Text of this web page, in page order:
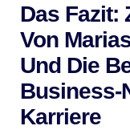
Das Fazit:
Von
Und Die
Business-
Karriere